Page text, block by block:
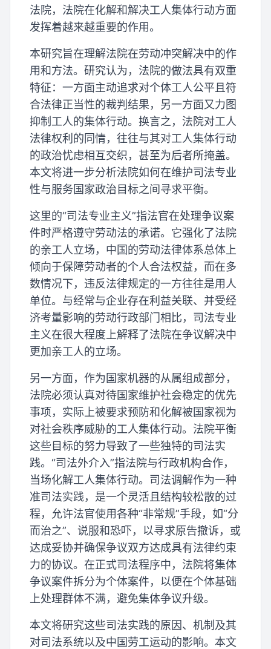
法院，法院在化解和解决工人集体行动方面
发挥着越来越重要的作用。
本研究旨在理解法院在劳动冲突解决中的作
用和方法。研究认为，法院的做法具有双重
特征：一方面主动追求对个体工人公平且符
合法律正当性的裁判结果，另一方面又力图
抑制工人的集体行动。换言之，法院对工人
法律权利的同情，往往与其对工人集体行动
的政治忧虑相互交织，甚至为后者所掩盖。
本文将进一步分析法院如何在维护司法专业
性与服务国家政治目标之间寻求平衡。
这里的“司法专业主义”指法官在处理争议案
件时严格遵守劳动法的承诺。它强化了法院
的亲工人立场，中国的劳动法律体系总体上
倾向于保障劳动者的个人合法权益，而在多
数情况下，违反法律规定的一方往往是用人
单位。与经常与企业存在利益关联、并受经
济考量影响的劳动行政部门相比，司法专业
主义在很大程度上解释了法院在争议解决中
更加亲工人的立场。
另一方面，作为国家机器的从属组成部分，
法院必须认真对待国家维护社会稳定的优先
事项，实际上被要求预防和化解被国家视为
对社会秩序威胁的工人集体行动。法院平衡
这些目标的努力导致了一些独特的司法实
践。“司法外介入”指法院与行政机构合作，
当场化解工人集体行动。司法调解作为一种
准司法实践，是一个灵活且结构较松散的过
程，允许法官使用各种“非常规”手段，如“分
而治之”、说服和恐吓，以寻求原告撤诉，或
达成妥协并确保争议双方达成具有法律约束
力的协议。在正式司法程序中，法院将集体
争议案件拆分为个体案件，以便在个体基础
上处理群体不满，避免集体争议升级。
本文将研究这些司法实践的原因、机制及其
对司法系统以及中国劳工运动的影响。本文